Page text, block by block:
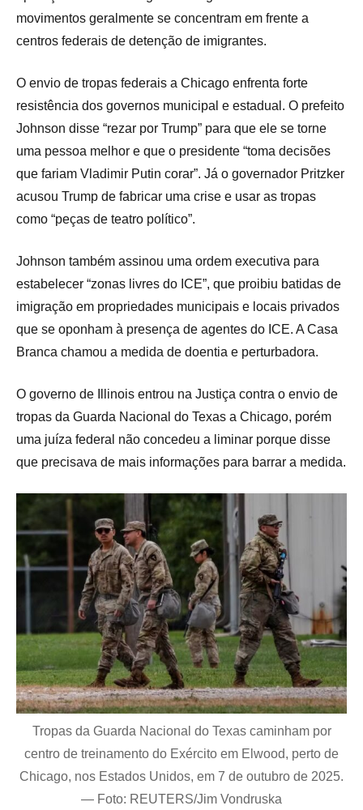
movimentos geralmente se concentram em frente a
centros federais de detenção de imigrantes.
O envio de tropas federais a Chicago enfrenta forte
resistência dos governos municipal e estadual. O prefeito
Johnson disse “rezar por Trump” para que ele se torne
uma pessoa melhor e que o presidente “toma decisões
que fariam Vladimir Putin corar”. Já o governador Pritzker
acusou Trump de fabricar uma crise e usar as tropas
como “peças de teatro político”.
Johnson também assinou uma ordem executiva para
estabelecer “zonas livres do ICE”, que proibiu batidas de
imigração em propriedades municipais e locais privados
que se oponham à presença de agentes do ICE. A Casa
Branca chamou a medida de doentia e perturbadora.
O governo de Illinois entrou na Justiça contra o envio de
tropas da Guarda Nacional do Texas a Chicago, porém
uma juíza federal não concedeu a liminar porque disse
que precisava de mais informações para barrar a medida.
Tropas da Guarda Nacional do Texas caminham por
centro de treinamento do Exército em Elwood, perto de
Chicago, nos Estados Unidos, em 7 de outubro de 2025.
— Foto: REUTERS/Jim Vondruska